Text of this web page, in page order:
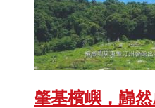
肇基檳嶼，巋然